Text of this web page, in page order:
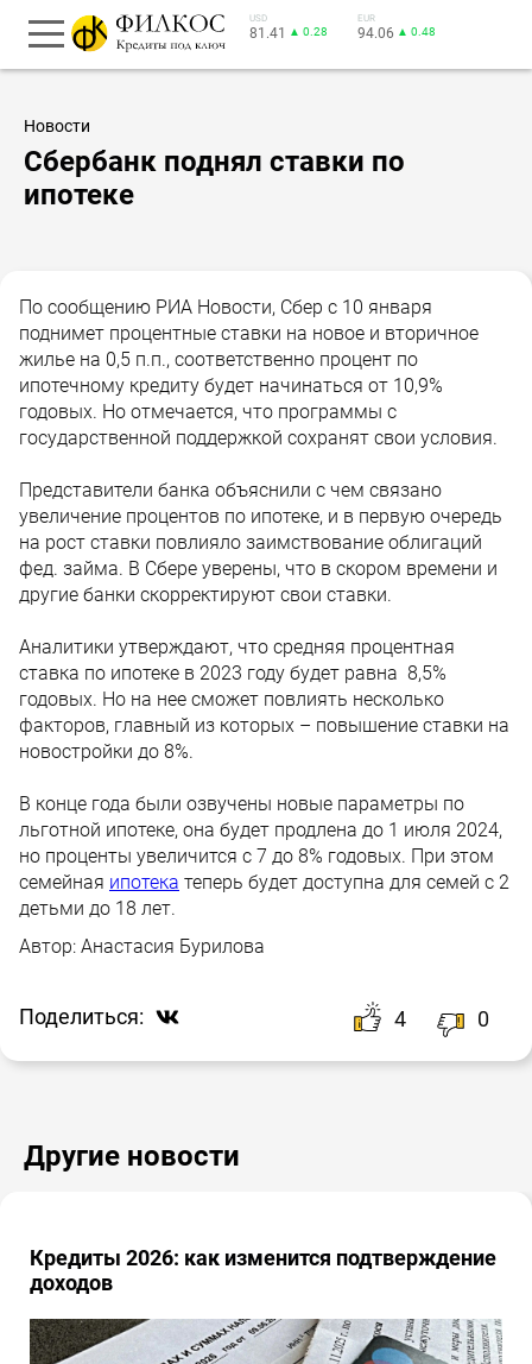
USD
81.41 ▲ 0.28
EUR
94.06 ▲ 0.48
Новости
Сбербанк поднял ставки по
ипотеке
По сообщению РИА Новости, Сбер с 10 января
поднимет процентные ставки на новое и вторичное
жилье на 0,5 п.п., соответственно процент по
ипотечному кредиту будет начинаться от 10,9%
годовых. Но отмечается, что программы с
государственной поддержкой сохранят свои условия.
Представители банка объяснили с чем связано
увеличение процентов по ипотеке, и в первую очередь
на рост ставки повлияло заимствование облигаций
фед. займа. В Сбере уверены, что в скором времени и
другие банки скорректируют свои ставки.
Аналитики утверждают, что средняя процентная
ставка по ипотеке в 2023 году будет равна 8,5%
годовых. Но на нее сможет повлиять несколько
факторов, главный из которых – повышение ставки на
новостройки до 8%.
В конце года были озвучены новые параметры по
льготной ипотеке, она будет продлена до 1 июля 2024,
но проценты увеличится с 7 до 8% годовых. При этом
семейная ипотека теперь будет доступна для семей с 2
детьми до 18 лет.
Автор: Анастасия Бурилова
Поделиться: 4 0
Другие новости
Кредиты 2026: как изменится подтверждение
доходов